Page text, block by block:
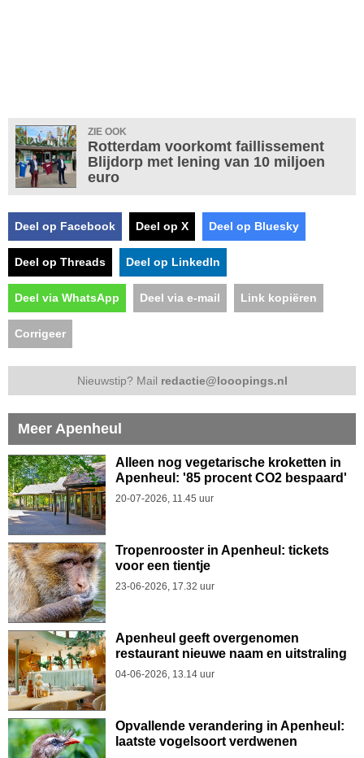
ZIE OOK
Rotterdam voorkomt faillissement
Blijdorp met lening van 10 miljoen
euro
Deel op Facebook Deel op X Deel op Bluesky
Deel op Threads Deel op LinkedIn
Deel via WhatsApp Deel via e-mail Link kopiëren
Corrigeer
Nieuwstip? Mail redactie@looopings.nl
Meer Apenheul
Alleen nog vegetarische kroketten in
Apenheul: '85 procent CO2 bespaard'
20-07-2026, 11.45 uur
Tropenrooster in Apenheul: tickets
voor een tientje
23-06-2026, 17.32 uur
Apenheul geeft overgenomen
restaurant nieuwe naam en uitstraling
04-06-2026, 13.14 uur
Opvallende verandering in Apenheul:
laatste vogelsoort verdwenen